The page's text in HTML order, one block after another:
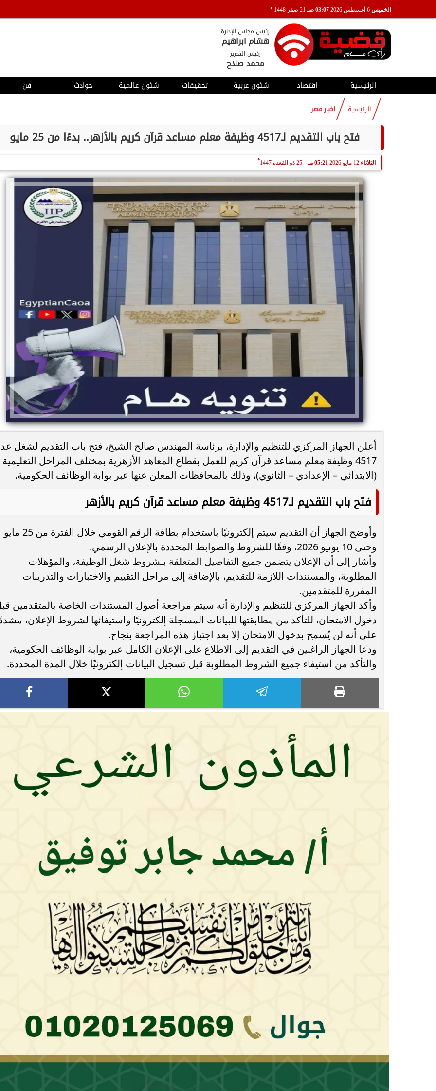
الخميس 03:07 صـ 21 صفر 1448 هـ
رئيس مجلس الإدارة
هشام ابراهيم
رئيس التحرير
محمد صلاح
الرئيسية اقتصاد شئون عربية تحقيقات شئون عالمية حوادث فن
الرئيسية اخبار مصر
فتح باب التقديم لـ4517 وظيفة معلم مساعد قرآن كريم بالأزهر.. بدءًا من 25 مايو
الثلاثاء 12 مايو 2026 05:21 مـ 25 ذو القعدة 1447
هـ
أعلن الجهاز المركزي للتنظيم والإدارة، برئاسة المهندس صالح الشيخ، فتح باب التقديم لشغل
4517 وظيفة معلم مساعد قرآن كريم للعمل بقطاع المعاهد الأزهرية بمختلف المراحل التعليمية
(الابتدائي – الإعدادي – الثانوي)، وذلك بالمحافظات المعلن عنها عبر بوابة الوظائف الحكومية.
فتح باب التقديم لـ4517 وظيفة معلم مساعد قرآن كريم بالأزهر
وأوضح الجهاز أن التقديم سيتم إلكترونيًا باستخدام بطاقة الرقم القومي خلال الفترة من 25 مايو
وحتى 10 يونيو 2026، وفقًا للشروط والضوابط المحددة بالإعلان الرسمي.
وأشار إلى أن الإعلان يتضمن جميع التفاصيل المتعلقة بـشروط شغل الوظيفة، والمؤهلات
المطلوبة، والمستندات اللازمة للتقديم، بالإضافة إلى مراحل التقييم والاختبارات والتدريبات
المقررة للمتقدمين.
وأكد الجهاز المركزي للتنظيم والإدارة أنه سيتم مراجعة أصول المستندات الخاصة بالمتقدمين
دخول الامتحان، للتأكد من مطابقتها للبيانات المسجلة إلكترونيًا واستيفائها لشروط الإعلان،
على أنه لن يُسمح بدخول الامتحان إلا بعد اجتياز هذه المراجعة بنجاح.
ودعا الجهاز الراغبين في التقديم إلى الاطلاع على الإعلان الكامل عبر بوابة الوظائف الحكومية،
والتأكد من استيفاء جميع الشروط المطلوبة قبل تسجيل البيانات إلكترونيًا خلال المدة المحددة.
محافظ أسيوط : حملات مكثفة لرفع
الإشغالات بحي شرق لإعادة الانضباط
رحلت في أثناء أداء رسالتها.. وفاة ممرضة
محافظ القاهرة يعتمد جدول إمتحانات